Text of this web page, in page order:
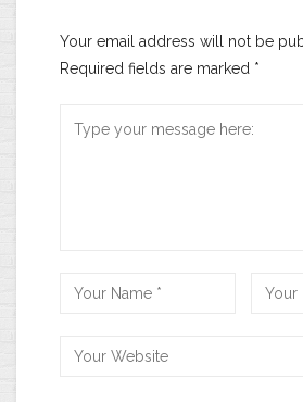
Your email address will not be
Required fields are marked *